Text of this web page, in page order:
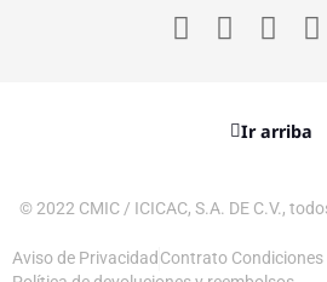
Ir arriba
© 2022 CMIC / ICICAC, S.A. DE C.V.,
Aviso de Privacidad Contrato Condiciones